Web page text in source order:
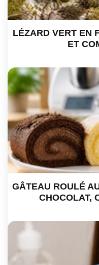
LÉZARD VERT EN
ET
GÂTEAU ROULÉ
CHOCOLAT,